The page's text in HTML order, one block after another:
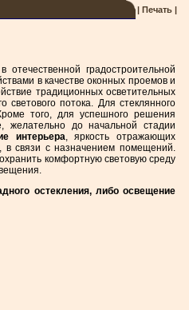
| Печать |
градостроительной
в качестве оконных проемов и
традиционных осветительных
потока. Для стеклянного
того, для успешного решения
желательно до начальной стадии
интерьера, яркость отражающих
в связи с назначением помещений.
комфортную световую среду
остекления, либо освещение